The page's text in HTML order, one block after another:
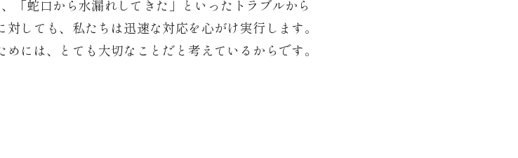
「蛇口から水漏れしてきた」といったトラブルから
しても、私たちは迅速な対応を心がけ実行します。
には、とても大切なことだと考えているからです。